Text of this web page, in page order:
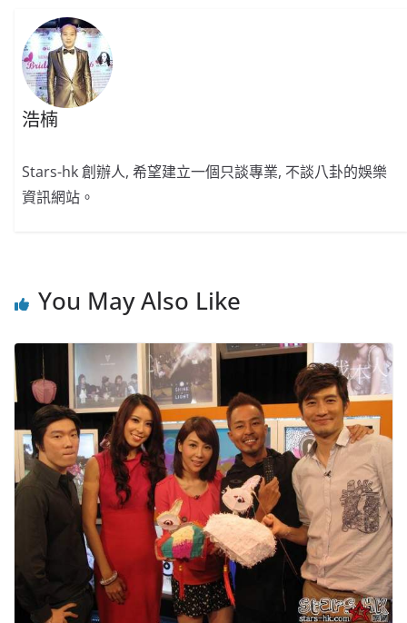
浩楠
Stars-hk 創辦人, 希望建立一個只談專業, 不談八卦的娛樂
資訊網站。
You May Also Like